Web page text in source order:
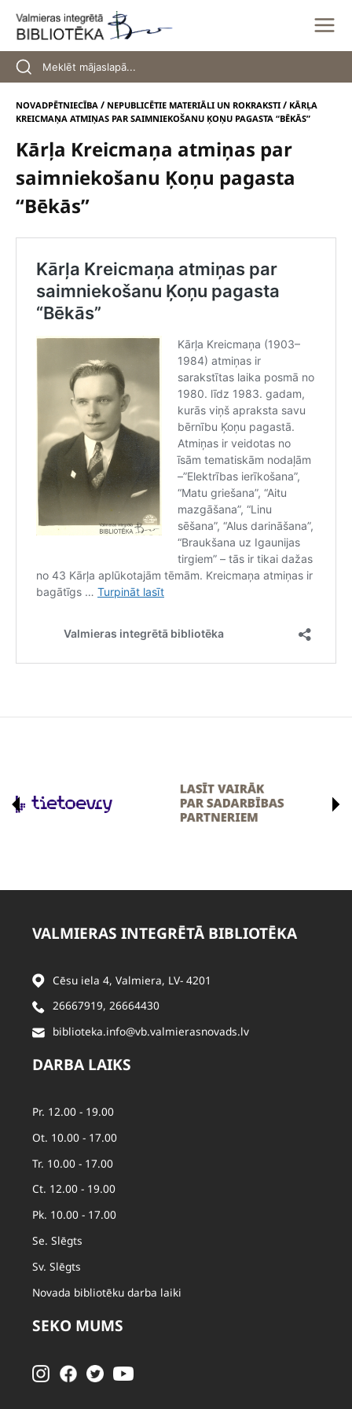
content
NOVADPĒTNIECĪBA / NEPUBLICĒTIE MATERIĀLI UN ROKRAKSTI / KĀRĻA
KREICMAŅA ATMIŅAS PAR SAIMNIEKOŠANU ĶOŅU PAGASTA “BĒKĀS”
Kārļa Kreicmaņa atmiņas par
saimniekošanu Ķoņu pagasta
“Bēkās”
VALMIERAS INTEGRĒTĀ BIBLIOTĒKA
Cēsu iela 4, Valmiera, LV- 4201
26667919, 26664430
biblioteka.info@vb.valmierasnovads.lv
DARBA LAIKS
Pr. 12.00 - 19.00
Ot. 10.00 - 17.00
Tr. 10.00 - 17.00
Ct. 12.00 - 19.00
Pk. 10.00 - 17.00
Se. Slēgts
Sv. Slēgts
Novada bibliotēku darba laiki
SEKO MUMS